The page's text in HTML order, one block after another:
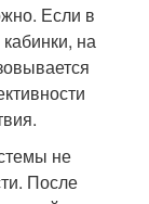
Если в
на
не
После